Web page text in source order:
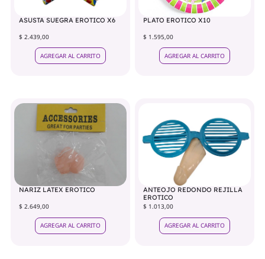
ASUSTA SUEGRA EROTICO X6
$ 2.439,00
AGREGAR AL CARRITO
PLATO EROTICO X10
$ 1.595,00
AGREGAR AL CARRITO
NARIZ LATEX EROTICO
$ 2.649,00
AGREGAR AL CARRITO
ANTEOJO REDONDO REJILLA
EROTICO
$ 1.013,00
AGREGAR AL CARRITO